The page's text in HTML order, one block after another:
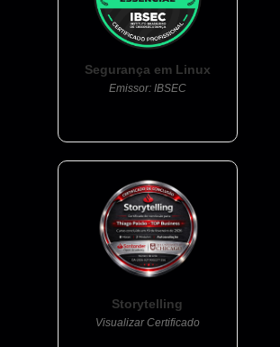
Segurança em Linux
Emissor: IBSEC
Storytelling
Visualizar Certificado